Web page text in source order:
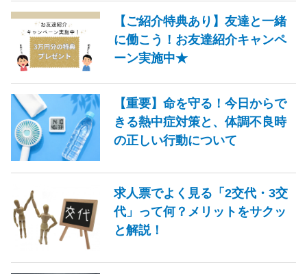
【ご紹介特典あり】友達と一緒
に働こう！お友達紹介キャンペ
ーン実施中★
【重要】命を守る！今日からで
きる熱中症対策と、体調不良時
の正しい行動について
求人票でよく見る「2交代・3交
代」って何？メリットをサクッ
と解説！